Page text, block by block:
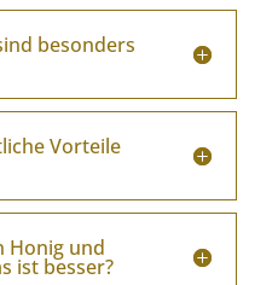
besonders
Vorteile
Honig und
ist besser?